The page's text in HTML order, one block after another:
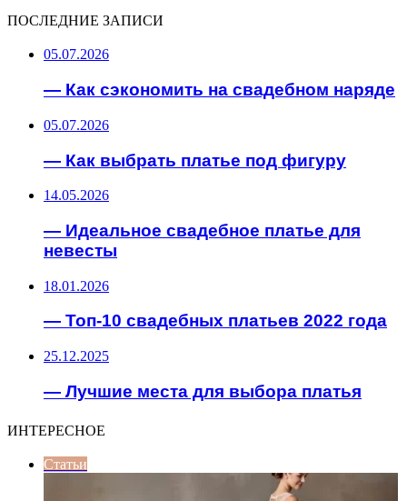
ПОСЛЕДНИЕ ЗАПИСИ
05.07.2026
— Как сэкономить на свадебном наряде
05.07.2026
— Как выбрать платье под фигуру
14.05.2026
— Идеальное свадебное платье для
невесты
18.01.2026
— Топ-10 свадебных платьев 2022 года
25.12.2025
— Лучшие места для выбора платья
ИНТЕРЕСНОЕ
Статьи